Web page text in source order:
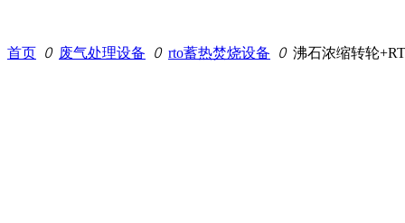
首页 ꄲ 废气处理设备 ꄲ rto蓄热焚烧设备 ꄲ 沸石浓缩转轮